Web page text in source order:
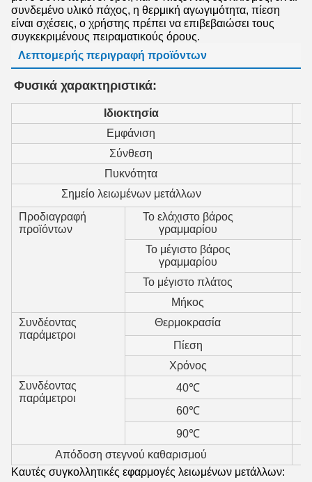
συνδεμένο υλικό πάχος, η θερμική αγωγιμότητα, πίεση
είναι σχέσεις, ο χρήστης πρέπει να επιβεβαιώσει τους
συγκεκριμένους πειραματικούς όρους.
Λεπτομερής περιγραφή προϊόντων
Φυσικά χαρακτηριστικά:
Ιδιοκτησία
Εμφάνιση
Σύνθεση
Πυκνότητα
Σημείο λειωμένων μετάλλων
Προδιαγραφή
προϊόντων
Το ελάχιστο βάρος
γραμμαρίου
Το μέγιστο βάρος
γραμμαρίου
Το μέγιστο πλάτος
Μήκος
Συνδέοντας
παράμετροι
Θερμοκρασία
Πίεση
Χρόνος
Συνδέοντας
παράμετροι
40℃
60℃
90℃
Απόδοση στεγνού καθαρισμού
Καυτές συγκολλητικές εφαρμογές λειωμένων μετάλλων: